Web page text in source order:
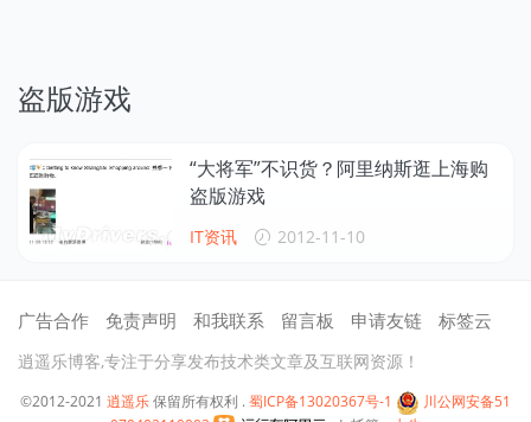
盗版游戏
“大将军”不识货？阿里纳斯逛上海购
盗版游戏
IT资讯 2012-11-10
广告合作 免责声明 和我联系 留言板 申请友链 标签云
逍遥乐博客,专注于分享发布技术类文章及互联网资源！
©2012-2021 逍遥乐保留所有权利 . 蜀ICP备13020367号-1
川公网安备51